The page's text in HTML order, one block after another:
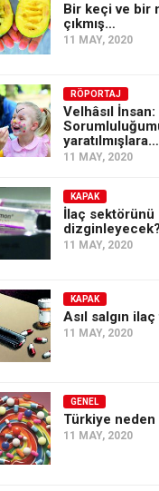
Bir keçi ve bir
çıkmış…
11 MAY, 2020
RÖPORTAJ
Velhâsıl İnsan:
yaratılmışlara…
11 MAY, 2020
KAPAK
İlaç sektörünü
dizginleyecek?
11 MAY, 2020
KAPAK
Asıl salgın
11 MAY, 2020
GENEL
Türkiye
11 MAY, 2020